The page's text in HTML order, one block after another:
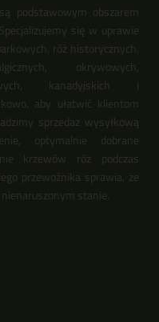
podstawowym obszarem
się w uprawie
róż historycznych,
okrywowych,
kanadyjskich i
aby ułatwić klientom
sprzedaż wysyłkową
optymalnie dobrane
krzewów róż podczas
przewoźnika sprawia, że
stanie.